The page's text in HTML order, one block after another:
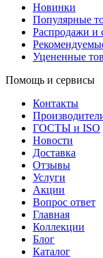
Новинки
Популярные
Распродажи и
Уцененные
Помощь и сервисы
Контакты
ГОСТЫ и ISO
Новости
Доставка
Отзывы
Услуги
Акции
Вопрос ответ
Главная
Коллекции
Блог
Каталог